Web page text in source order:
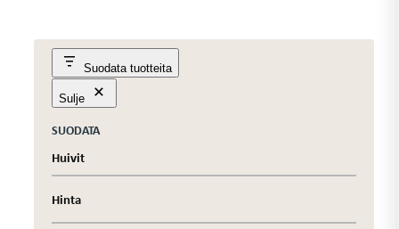
Suodata tuotteita
Sulje
SUODATA
Huivit
Hinta